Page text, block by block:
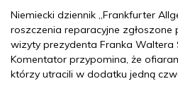
Niemiecki dziennik „Frankfurter
roszczenia reparacyjne zgłoszone
wizyty prezydenta Franka Waltera
Komentator przypomina, że
którzy utracili w dodatku jedną